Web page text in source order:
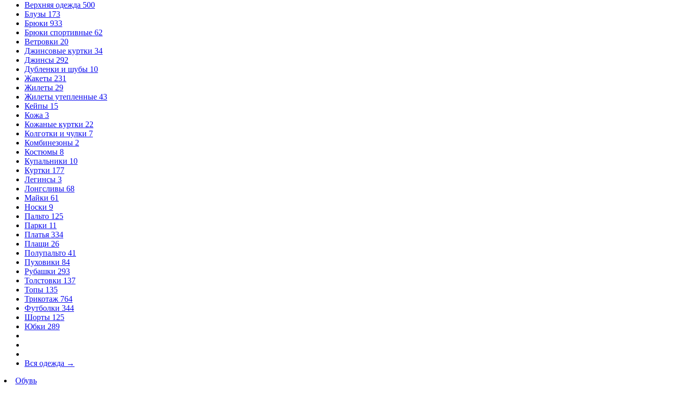
Верхняя одежда 500
Блузы 173
Брюки 933
Брюки спортивные 62
Ветровки 20
Джинсовые куртки 34
Джинсы 292
Дубленки и шубы 10
Жакеты 231
Жилеты 29
Жилеты утепленные 43
Кейпы 15
Кожа 3
Кожаные куртки 22
Колготки и чулки 7
Комбинезоны 2
Костюмы 8
Купальники 10
Куртки 177
Легинсы 3
Лонгсливы 68
Майки 61
Носки 9
Пальто 125
Парки 11
Платья 334
Плащи 26
Полупальто 41
Пуховики 84
Рубашки 293
Толстовки 137
Топы 135
Трикотаж 764
Футболки 344
Шорты 125
Юбки 289
Вся одежда →
Обувь